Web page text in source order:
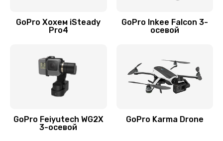
GoPro Хохем iSteady
Pro4
GoPro Inkee Falcon 3-
осевой
GoPro Feiyutech WG2X
3-осевой
GoPro Karma Drone